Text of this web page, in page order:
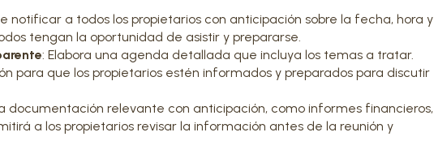
notificar a todos los propietarios con anticipación sobre la fecha, hora y
tengan la oportunidad de asistir y prepararse.
: Elabora una agenda detallada que incluya los temas a tratar.
para que los propietarios estén informados y preparados para discutir
documentación relevante con anticipación, como informes financieros,
a los propietarios revisar la información antes de la reunión y